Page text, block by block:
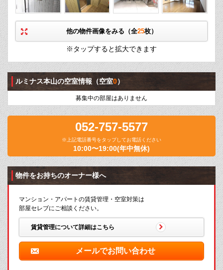
他の物件画像をみる（全25枚）
※タップすると拡大できます
ルミナス本山の空室情報（空室0）
募集中の部屋はありません
052-757-5577
※上記電話番号をタップしてお電話ください
10:00〜19:00(年中無休)
物件をお持ちのオーナー様へ
マンション・アパートの賃貸管理・空室対策は
部屋セレブにご相談ください。
賃貸管理について詳細はこちら
メールでお問い合わせ